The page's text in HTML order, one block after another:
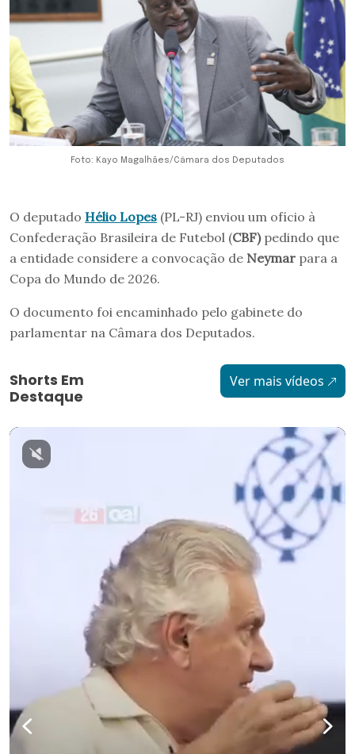
Foto: Kayo Magalhães/Câmara dos Deputados
O deputado Hélio Lopes (PL-RJ) enviou um ofício à
Confederação Brasileira de Futebol (CBF)pedindo que
a entidade considere a convocação de Neymar para a
Copa do Mundo de 2026.
O documento foi encaminhado pelo gabinete do
parlamentar na Câmara dos Deputados.
Shorts Em
Destaque
Ver mais vídeos